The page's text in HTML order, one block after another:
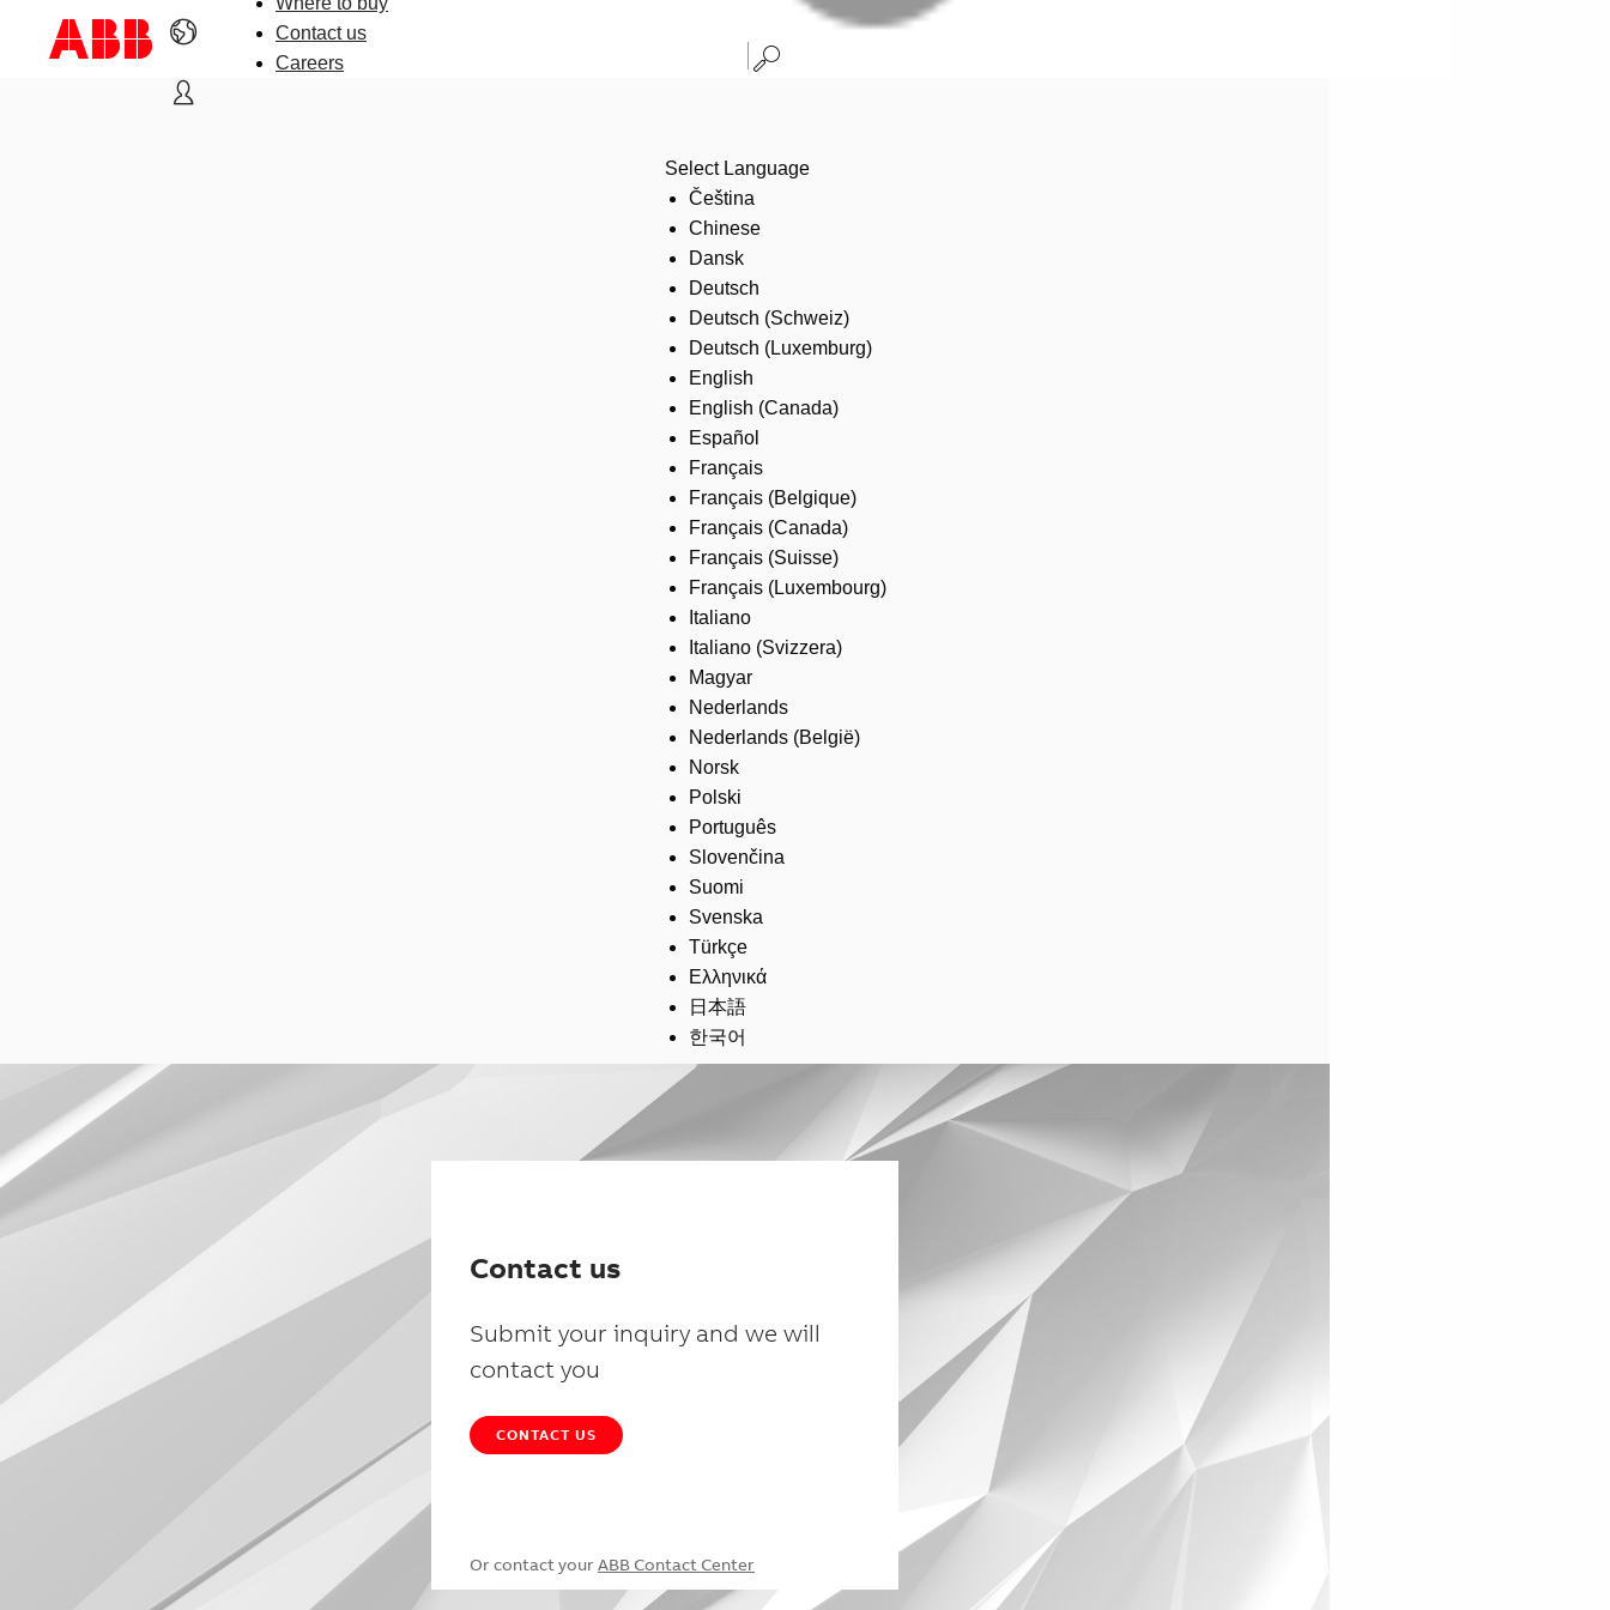
Contact us
Careers
Select Language
Čeština
Chinese
Dansk
Deutsch
Deutsch (Schweiz)
Deutsch (Luxemburg)
English
English (Canada)
Español
Français
Français (Belgique)
Français (Canada)
Français (Suisse)
Français (Luxembourg)
Italiano
Italiano (Svizzera)
Magyar
Nederlands
Nederlands (België)
Norsk
Polski
Português
Slovenčina
Suomi
Svenska
Türkçe
Ελληνικά
日本語
한국어
Contact us
Submit your inquiry and we will
contact you
CONTACT US
Or contact your ABB Contact Center